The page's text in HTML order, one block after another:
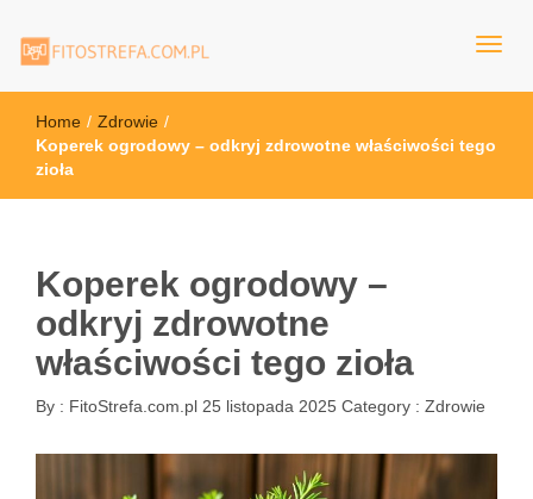
FitoStrefa.com.pl
Home / Zdrowie /
Koperek ogrodowy – odkryj zdrowotne właściwości tego
zioła
Koperek ogrodowy –
odkryj zdrowotne
właściwości tego zioła
By : FitoStrefa.com.pl 25 listopada 2025 Category : Zdrowie